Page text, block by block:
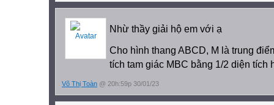
Nhừ thầy giải hộ em với ạ
Cho hình thang ABCD, M là trung
tích tam giác MBC bằng 1/2 diện tích
Võ Thị Toàn @ 20h:59p 30/01/23